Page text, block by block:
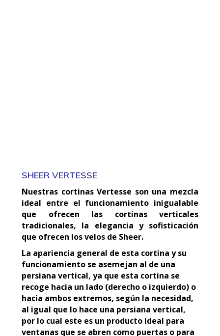
SHEER VERTESSE
Nuestras cortinas Vertesse son una mezcla
ideal entre el funcionamiento inigualable
que ofrecen las cortinas verticales
tradicionales, la elegancia y sofisticación
que ofrecen los velos de Sheer.
La apariencia general de esta cortina y su
funcionamiento se asemejan al de una
persiana vertical, ya que esta cortina se
recoge hacia un lado (derecho o izquierdo) o
hacia ambos extremos, según la necesidad,
al igual que lo hace una persiana vertical,
por lo cual este es un producto ideal para
ventanas que se abren como puertas o para